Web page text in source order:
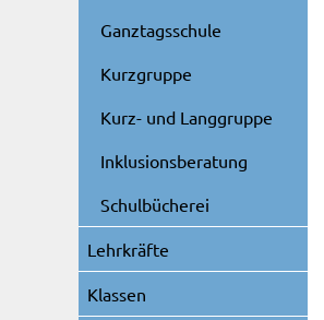
Ganztagsschule
Kurzgruppe
Kurz- und Langgruppe
Inklusionsberatung
Schulbücherei
Lehrkräfte
Klassen